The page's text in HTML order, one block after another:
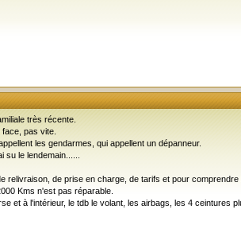
très récente.
pas vite.
les gendarmes, qui appellent un dépanneur.
le lendemain......
de prise en charge, de tarifs et pour comprendre
Kms n'est pas réparable.
et à l'intérieur, le tdb le volant, les airbags, les 4 ceintures